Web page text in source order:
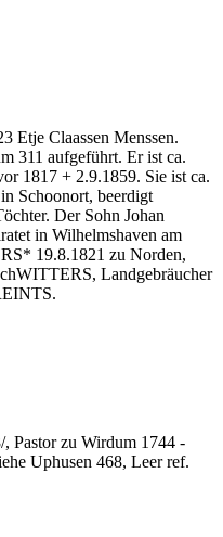
Etje Claassen Menssen.
311 aufgeführt. Er ist ca.
1817 + 2.9.1859. Sie ist ca.
Schoonort, beerdigt
Der Sohn Johan
in Wilhelmshaven am
19.8.1821 zu Norden,
Landgebräucher
Pastor zu Wirdum 1744 -
Uphusen 468, Leer ref.